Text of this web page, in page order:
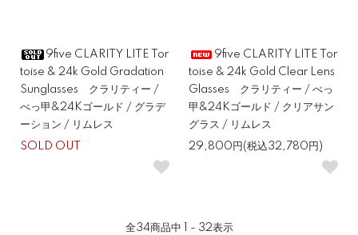
9five CLARITY LITE Tor
toise & 24k Gold Gradation
Sunglasses クラリティー /
べっ甲&24Kゴールド / グラデ
ーション / リムレス
SOLD OUT
9five CLARITY LITE Tor
toise & 24k Gold Clear Lens
Glasses クラリティー / べっ
甲&24Kゴールド / クリアサン
グラス / リムレス
29,800円(税込32,780円)
全34商品中 1 - 32表示